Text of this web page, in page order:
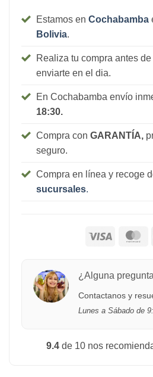
Estamos en Cochabamba
Bolivia.
Realiza tu compra antes
enviarte en el dia.
En Cochabamba envío
18:30.
Compra con GARANTÍA,
seguro.
Compra en línea y recoge
sucursales.
¿Alguna
Contactanos y
Lunes a Sábado de
9.4de 10 nos